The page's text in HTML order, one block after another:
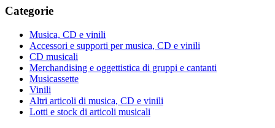
Categorie
Musica, CD e vinili
Accessori e supporti per musica, CD e vinili
CD musicali
Merchandising e oggettistica di gruppi e cantanti
Musicassette
Vinili
Altri articoli di musica, CD e vinili
Lotti e stock di articoli musicali